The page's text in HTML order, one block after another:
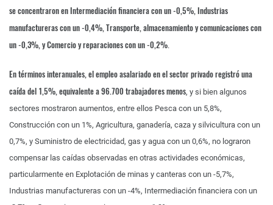
se concentraron en Intermediación financiera con un -0,5%, Industrias
manufactureras con un -0,4%, Transporte, almacenamiento y comunicaciones con
un -0,3%, y Comercio y reparaciones con un -0,2%.
En términos interanuales, el empleo asalariado en el sector privado registró una
caída del 1,5%, equivalente a 96.700 trabajadores menos, y si bien algunos
sectores mostraron aumentos, entre ellos Pesca con un 5,8%,
Construcción con un 1%, Agricultura, ganadería, caza y silvicultura con un
0,7%, y Suministro de electricidad, gas y agua con un 0,6%, no lograron
compensar las caídas observadas en otras actividades económicas,
particularmente en Explotación de minas y canteras con un -5,7%,
Industrias manufactureras con un -4%, Intermediación financiera con un